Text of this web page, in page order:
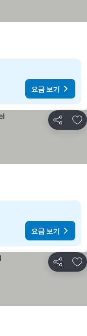
요금 보기
공유 즐
요금 보기
공유 즐